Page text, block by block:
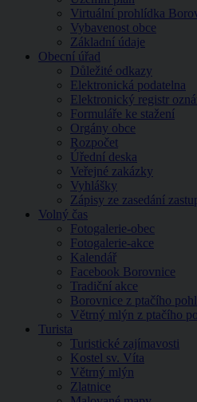
Virtuální prohlídka
Vybavenost obce
Základní údaje
Obecní úřad
Důležité odkazy
Elektronická podatelna
Elektronický registr
Formuláře ke stažení
Orgány obce
Rozpočet
Úřední deska
Veřejné zakázky
Vyhlášky
Zápisy ze zasedání
Volný čas
Fotogalerie-obec
Fotogalerie-akce
Kalendář
Facebook Borovnice
Tradiční akce
Borovnice z ptačího
Větrný mlýn z ptačího
Turista
Turistické zajímavosti
Kostel sv. Víta
Větrný mlýn
Zlatnice